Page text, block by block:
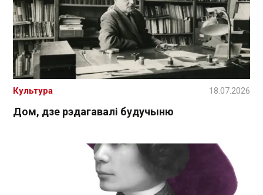
Дом, дзе рэдагавалі будучыню
Культура 18.07.2026